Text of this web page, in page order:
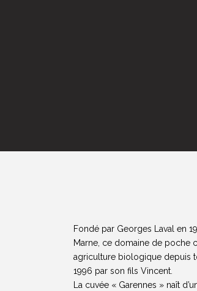
Fondé par Georges Laval en
Marne, ce domaine de poche
agriculture biologique depuis
1996 par son fils Vincent.
La cuvée « Garennes » naît